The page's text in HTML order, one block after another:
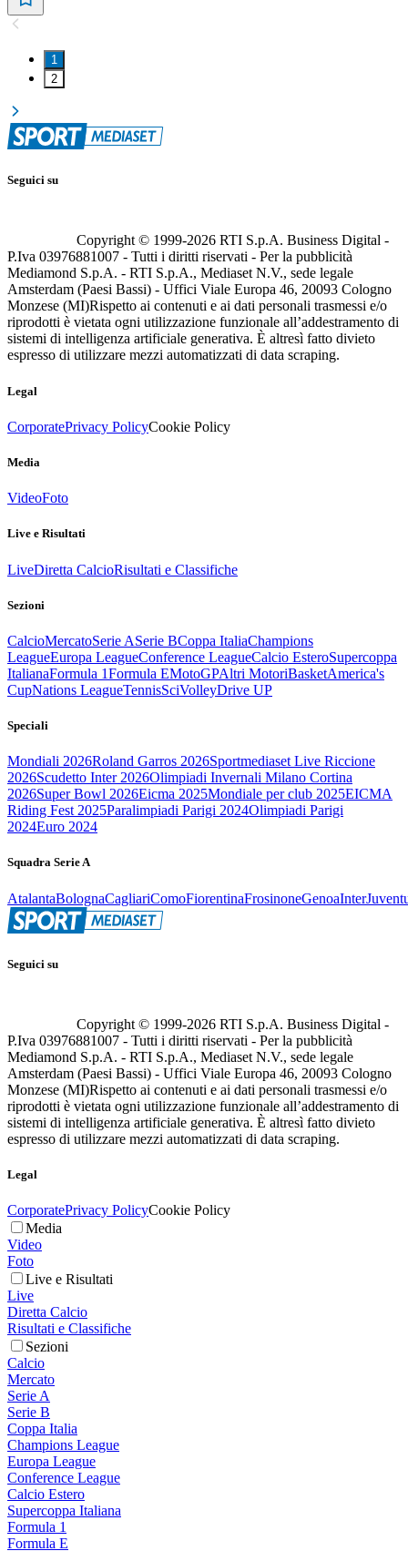
1
2
Seguici su
Copyright © 1999-2026 RTI S.p.A. Business Digital -
P.Iva 03976881007 - Tutti i diritti riservati - Per la pubblicità
Mediamond S.p.A. - RTI S.p.A., Mediaset N.V., sede legale
Amsterdam (Paesi Bassi) - Uffici Viale Europa 46, 20093 Cologno
Monzese (MI)Rispetto ai contenuti e ai dati personali trasmessi e/o
riprodotti è vietata ogni utilizzazione funzionale all’addestramento di
sistemi di intelligenza artificiale generativa. È altresì fatto divieto
espresso di utilizzare mezzi automatizzati di data scraping.
Legal
CorporatePrivacy PolicyCookie Policy
Media
VideoFoto
Live e Risultati
LiveDiretta CalcioRisultati e Classifiche
Sezioni
CalcioMercatoSerie ASerie BCoppa ItaliaChampions
LeagueEuropa LeagueConference LeagueCalcio EsteroSupercoppa
ItalianaFormula 1Formula EMotoGPAltri MotoriBasketAmerica's
CupNations LeagueTennisSciVolleyDrive UP
Speciali
Mondiali 2026Roland Garros 2026Sportmediaset Live Riccione
2026Scudetto Inter 2026Olimpiadi Invernali Milano Cortina
2026Super Bowl 2026Eicma 2025Mondiale per club 2025EICMA
Riding Fest 2025Paralimpiadi Parigi 2024Olimpiadi Parigi
2024Euro 2024
Squadra Serie A
AtalantaBolognaCagliariComoFiorentinaFrosinoneGenoaInter
Seguici su
Copyright © 1999-2026 RTI S.p.A. Business Digital -
P.Iva 03976881007 - Tutti i diritti riservati - Per la pubblicità
Mediamond S.p.A. - RTI S.p.A., Mediaset N.V., sede legale
Amsterdam (Paesi Bassi) - Uffici Viale Europa 46, 20093 Cologno
Monzese (MI)Rispetto ai contenuti e ai dati personali trasmessi e/o
riprodotti è vietata ogni utilizzazione funzionale all’addestramento di
sistemi di intelligenza artificiale generativa. È altresì fatto divieto
espresso di utilizzare mezzi automatizzati di data scraping.
Legal
CorporatePrivacy PolicyCookie Policy
Media
Video
Foto
Live e Risultati
Live
Diretta Calcio
Risultati e Classifiche
Sezioni
Calcio
Mercato
Serie A
Serie B
Coppa Italia
Champions League
Europa League
Conference League
Calcio Estero
Supercoppa Italiana
Formula 1
Formula E